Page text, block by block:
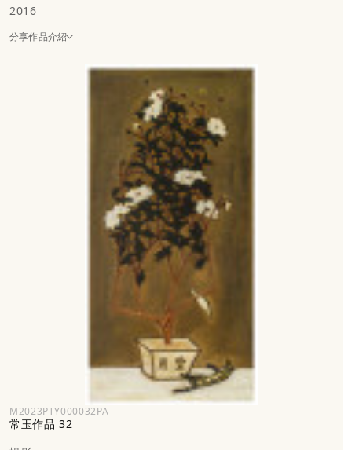
2016
分享作品介紹
M2023PTY000032PA
常玉作品 32